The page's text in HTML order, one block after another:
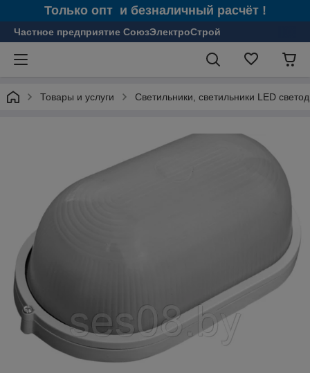
Только опт и безналичный расчёт !
Частное предприятие СоюзЭлектроСтрой
Товары и услуги Светильники, светильники LED